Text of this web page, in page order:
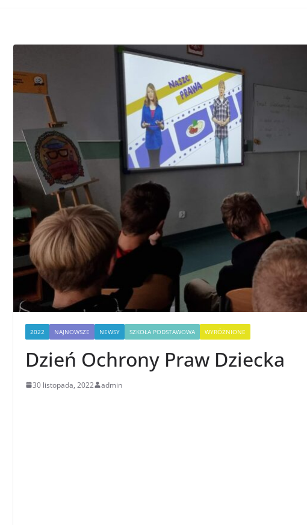
2022 NAJNOWSZE NEWSY SZKOŁA PODSTAWOWA WYRÓŻNIONE
Dzień Ochrony Praw Dziecka
30 listopada, 2022 admin